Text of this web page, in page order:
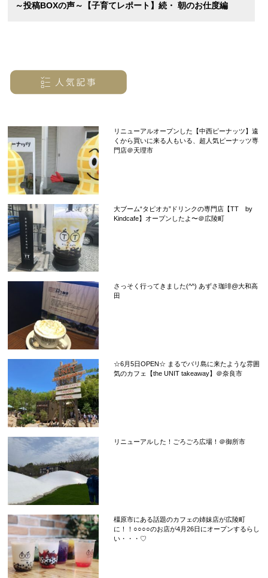
～投稿BOXの声～【子育てレポート】続・ 朝のお仕度編
リニューアルオープンした【中西ピーナッツ】遠
くから買いに来る人もいる、超人気ピーナッツ専
門店＠天理市
大ブーム“タピオカ”ドリンクの専門店【TT by
Kindcafe】オープンしたよ〜＠広陵町
さっそく行ってきました(^^) あずさ珈琲@大和高
田
☆6月5日OPEN☆ まるでバリ島に来たような雰囲
気のカフェ【the UNIT takeaway】＠奈良市
リニューアルした！ごろごろ広場！＠御所市
橿原市にある話題のカフェの姉妹店が広陵町
に！！○○○○のお店が4月26日にオープンするらし
い・・・♡